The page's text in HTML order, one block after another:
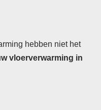
hebben niet het
vloerverwarming in